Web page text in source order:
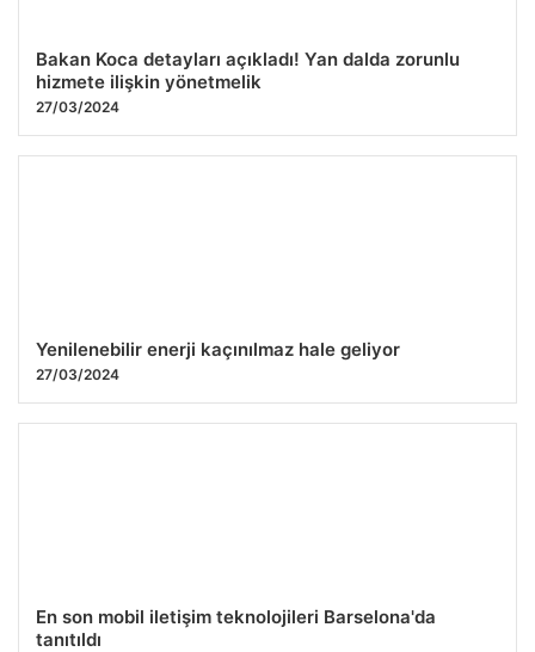
Bakan Koca detayları açıkladı! Yan dalda zorunlu
hizmete ilişkin yönetmelik
27/03/2024
Yenilenebilir enerji kaçınılmaz hale geliyor
27/03/2024
En son mobil iletişim teknolojileri Barselona'da
tanıtıldı